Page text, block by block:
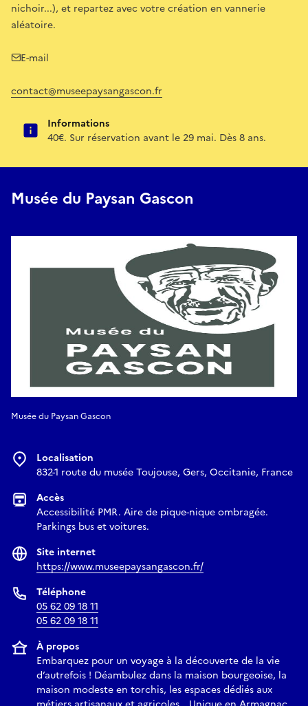
nichoir...), et repartez avec votre création en vannerie
aléatoire.
E-mail
contact@museepaysangascon.fr
Informations
40€. Sur réservation avant le 29 mai. Dès 8 ans.
Musée du Paysan Gascon
Musée du Paysan Gascon
Localisation
832-1 route du musée Toujouse, Gers, Occitanie, France
Accès
Accessibilité PMR. Aire de pique-nique ombragée.
Parkings bus et voitures.
Site internet
https://www.museepaysangascon.fr/
Téléphone
05 62 09 18 11
05 62 09 18 11
À propos
Embarquez pour un voyage à la découverte de la vie
d’autrefois ! Déambulez dans la maison bourgeoise, la
maison modeste en torchis, les espaces dédiés aux